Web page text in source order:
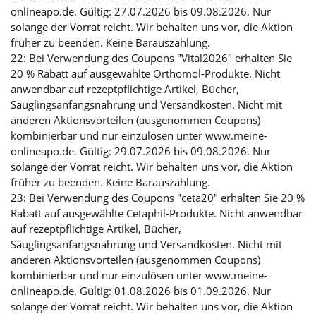
onlineapo.de. Gültig: 27.07.2026 bis 09.08.2026. Nur
solange der Vorrat reicht. Wir behalten uns vor, die Aktion
früher zu beenden. Keine Barauszahlung.
22: Bei Verwendung des Coupons "Vital2026" erhalten Sie
20 % Rabatt auf ausgewählte Orthomol-Produkte. Nicht
anwendbar auf rezeptpflichtige Artikel, Bücher,
Säuglingsanfangsnahrung und Versandkosten. Nicht mit
anderen Aktionsvorteilen (ausgenommen Coupons)
kombinierbar und nur einzulösen unter www.meine-
onlineapo.de. Gültig: 29.07.2026 bis 09.08.2026. Nur
solange der Vorrat reicht. Wir behalten uns vor, die Aktion
früher zu beenden. Keine Barauszahlung.
23: Bei Verwendung des Coupons "ceta20" erhalten Sie 20 %
Rabatt auf ausgewählte Cetaphil-Produkte. Nicht anwendbar
auf rezeptpflichtige Artikel, Bücher,
Säuglingsanfangsnahrung und Versandkosten. Nicht mit
anderen Aktionsvorteilen (ausgenommen Coupons)
kombinierbar und nur einzulösen unter www.meine-
onlineapo.de. Gültig: 01.08.2026 bis 01.09.2026. Nur
solange der Vorrat reicht. Wir behalten uns vor, die Aktion